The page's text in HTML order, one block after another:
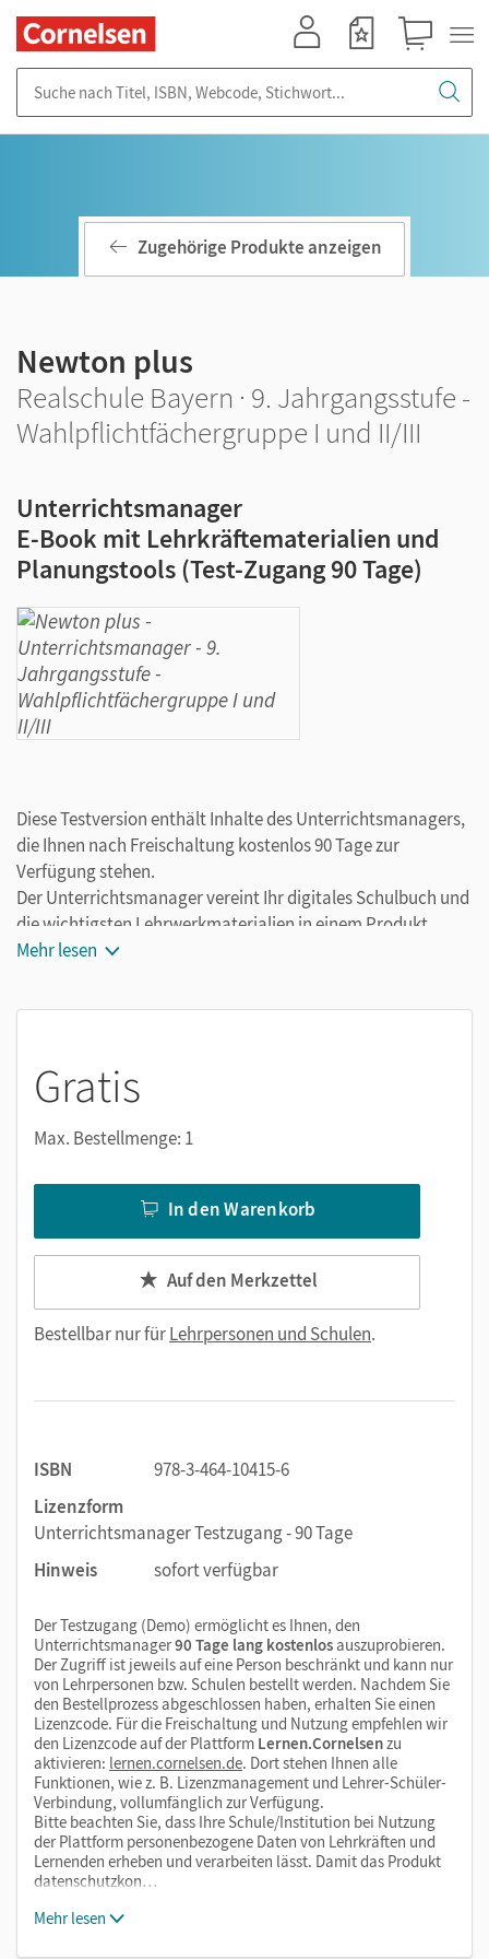
Zugehörige Produkte anzeigen
Newton plus
Realschule Bayern · 9. Jahrgangsstufe -
Wahlpflichtfächergruppe I und II/III
Unterrichtsmanager
E-Book mit Lehrkräftematerialien und
Planungstools (Test-Zugang 90 Tage)
Diese Testversion enthält Inhalte des Unterrichtsmanagers,
die Ihnen nach Freischaltung kostenlos 90 Tage zur
Verfügung stehen.
Der Unterrichtsmanager vereint Ihr digitales Schulbuch und
die wichtigsten Lehrwerkmaterialien in einem Produkt.
Ergänzt um hilfreiche Planungstools, vereinfacht er Ihre
Mehr lesen
Gratis
Max. Bestellmenge: 1
In den Warenkorb
Auf den Merkzettel
Bestellbar nur fürLehrpersonen und Schulen.
ISBN
978-3-464-10415-6
Lizenzform
Unterrichtsmanager Testzugang - 90 Tage
Hinweis
sofort verfügbar
Der Testzugang (Demo) ermöglicht es Ihnen, den
Unterrichtsmanager90 Tage lang kostenlosauszuprobieren.
Der Zugriff ist jeweils auf eine Person beschränkt und kann nur
von Lehrpersonen bzw. Schulen bestellt werden. Nachdem Sie
den Bestellprozess abgeschlossen haben, erhalten Sie einen
Lizenzcode. Für die Freischaltung und Nutzung empfehlen wir
den Lizenzcode auf der Plattform Lernen.Cornelsenzu
aktivieren: lernen.cornelsen.de. Dort stehen Ihnen alle
Funktionen, wie z. B. Lizenzmanagement und Lehrer-Schüler-
Verbindung, vollumfänglich zur Verfügung.
Bitte beachten Sie, dass Ihre Schule/Institution bei Nutzung
der Plattform personenbezogene Daten von Lehrkräften und
Lernenden erheben und verarbeiten lässt. Damit das Produkt
datenschutzkon…
Mehr lesen